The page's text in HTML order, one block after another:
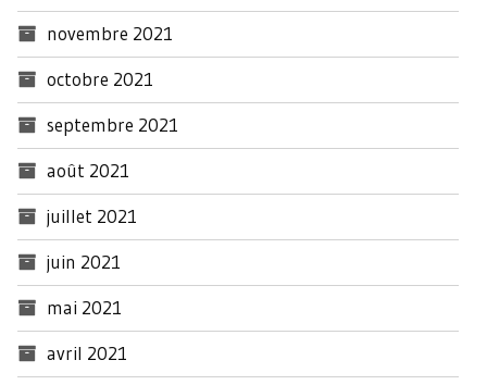
novembre 2021
octobre 2021
septembre 2021
août 2021
juillet 2021
juin 2021
mai 2021
avril 2021